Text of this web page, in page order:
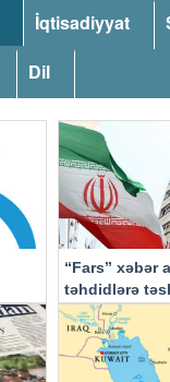
İqtisadiyyat
Dil
“Fars” xəbər
təhdidlərə